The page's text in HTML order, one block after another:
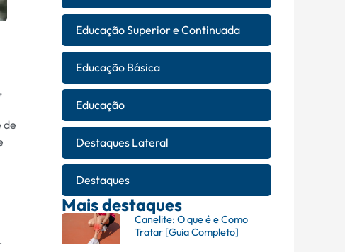
de
Educação Superior e Continuada
Educação Básica
Educação
Destaques Lateral
Destaques
Mais destaques
Canelite: O que é e Como
Tratar [Guia Completo]